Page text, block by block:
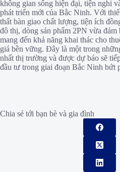
không gian sống hiện đại, tiện nghi
phát triển mới của Bắc Ninh. Với
thất bàn giao chất lượng, tiện ích
đô thị, dòng sản phẩm 2PN vừa
mang đến khả năng khai thác cho
giá bền vững. Đây là một trong
nhất thị trường và được dự báo sẽ
đầu tư trong giai đoạn Bắc Ninh bứt
Chia sẻ tới bạn bè và gia đình